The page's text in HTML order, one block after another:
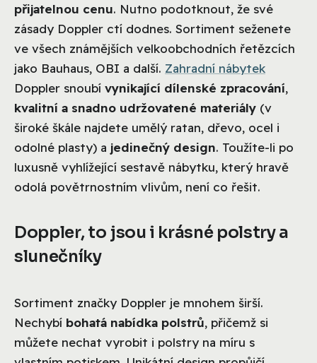
přijatelnou cenu. Nutno podotknout, že své
zásady Doppler ctí dodnes. Sortiment seženete
ve všech známějších velkoobchodních řetězcích
jako Bauhaus, OBI a další. Zahradní nábytek
Doppler snoubí vynikající dílenské zpracování,
kvalitní a snadno udržovatené materiály (v
široké škále najdete umělý ratan, dřevo, ocel i
odolné plasty) a jedinečný design. Toužíte-li po
luxusně vyhlížející sestavě nábytku, který hravě
odolá povětrnostním vlivům, není co řešit.
Doppler, to jsou i krásné polstry a
slunečníky
Sortiment značky Doppler je mnohem širší.
Nechybí bohatá nabídka polstrů, přičemž si
můžete nechat vyrobit i polstry na míru s